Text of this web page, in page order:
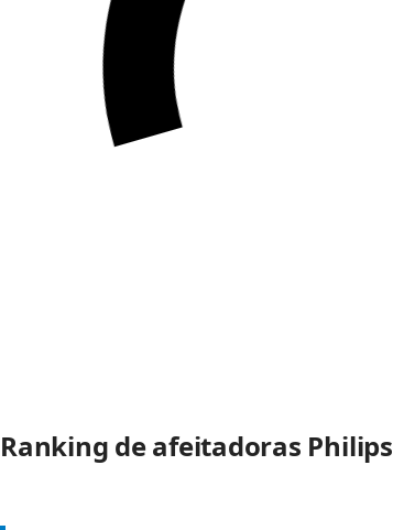
Ranking de afeitadoras Philips